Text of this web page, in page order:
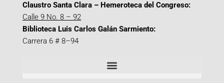
Claustro Santa Clara – Hemeroteca del Congreso:
Calle 9 No. 8 – 92
Biblioteca Luis Carlos Galán Sarmiento:
Carrera 6 # 8–94